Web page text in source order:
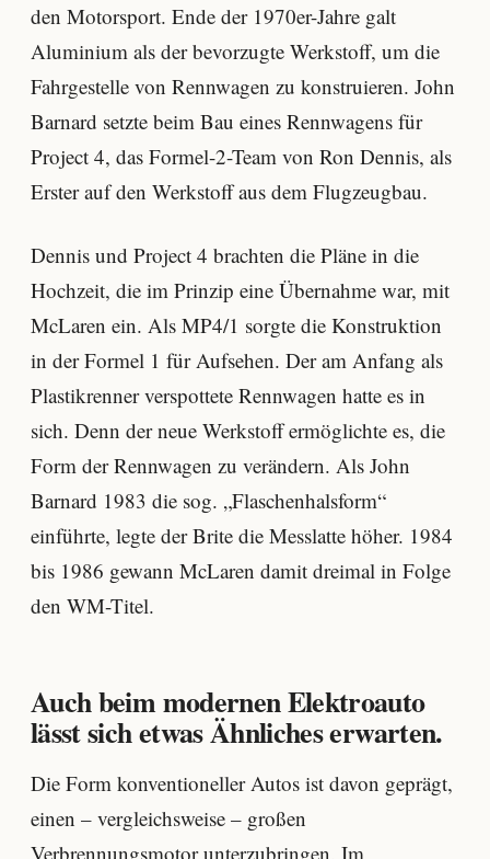
den Motorsport. Ende der 1970er-Jahre galt
Aluminium als der bevorzugte Werkstoff, um die
Fahrgestelle von Rennwagen zu konstruieren. John
Barnard setzte beim Bau eines Rennwagens für
Project 4, das Formel-2-Team von Ron Dennis, als
Erster auf den Werkstoff aus dem Flugzeugbau.
Dennis und Project 4 brachten die Pläne in die
Hochzeit, die im Prinzip eine Übernahme war, mit
McLaren ein. Als MP4/1 sorgte die Konstruktion
in der Formel 1 für Aufsehen. Der am Anfang als
Plastikrenner verspottete Rennwagen hatte es in
sich. Denn der neue Werkstoff ermöglichte es, die
Form der Rennwagen zu verändern. Als John
Barnard 1983 die sog. „Flaschenhalsform“
einführte, legte der Brite die Messlatte höher. 1984
bis 1986 gewann McLaren damit dreimal in Folge
den WM-Titel.
Auch beim modernen Elektroauto
lässt sich etwas Ähnliches erwarten.
Die Form konventioneller Autos ist davon geprägt,
einen – vergleichsweise – großen
Verbrennungsmotor unterzubringen. Im